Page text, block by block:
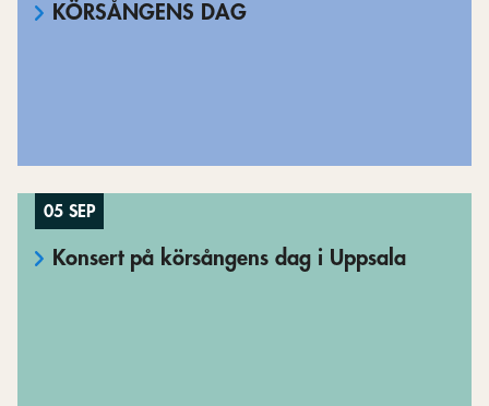
KÖRSÅNGENS DAG
05 SEP
Konsert på körsångens dag i Uppsala